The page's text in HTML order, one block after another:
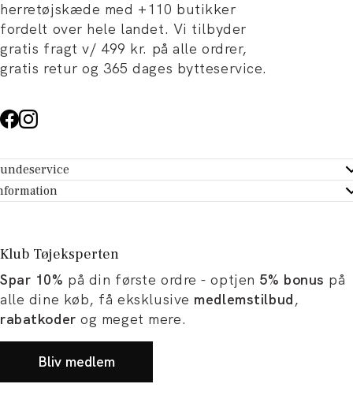
herretøjskæde med +110 butikker
fordelt over hele landet. Vi tilbyder
gratis fragt v/ 499 kr. på alle ordrer,
gratis retur og 365 dages bytteservice.
- Hjælpecenter
dit køb
Tøjeksperten
og artikler
og karriere
Klub Tøjeksperten
Spar 10% på din første ordre - optjen 5% bonus på
alle dine køb, få eksklusive medlemstilbud,
rabatkoder og meget mere.
Bliv medlem